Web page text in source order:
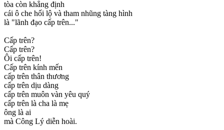
tòa còn khẳng định
cái ô che hối lộ và tham nhũng tàng hình
là "lãnh đạo cấp trên..."
Cấp trên?
Cấp trên?
Ôi cấp trên!
Cấp trên kính mến
cấp trên thân thương
cấp trên dịu dàng
cấp trên muôn vàn yêu quý
cấp trên là cha là mẹ
ông là ai
mà Công Lý diễn hoài.